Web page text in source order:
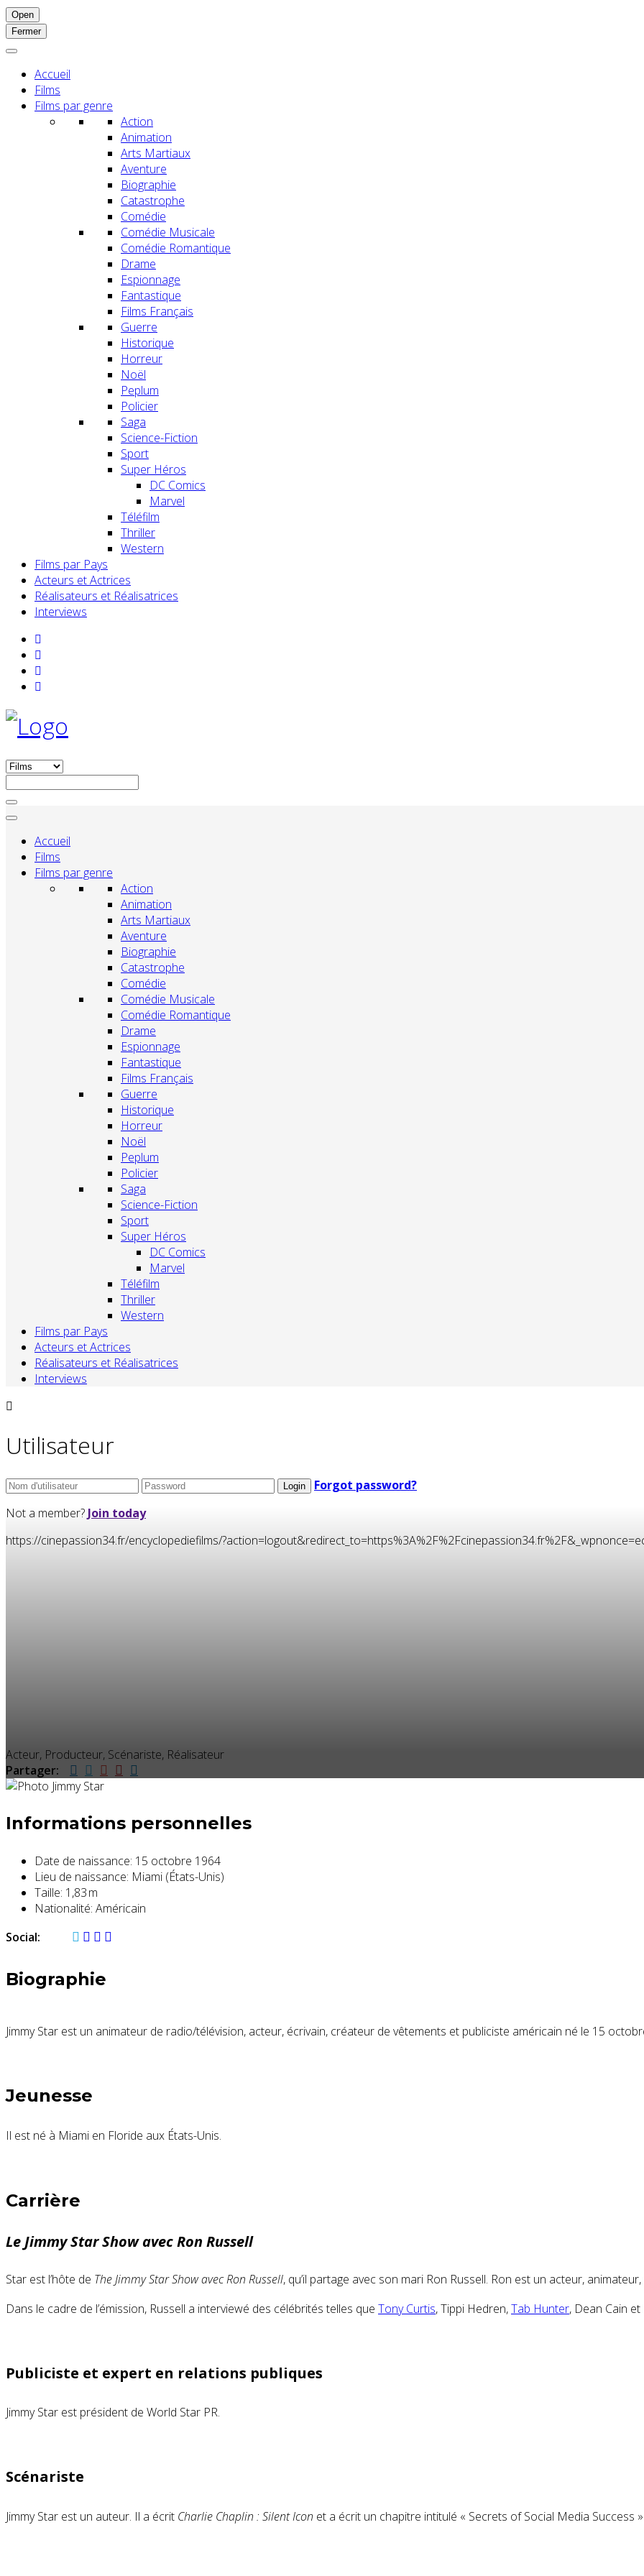
Open
Fermer
Accueil
Films
Films par genre
Action
Animation
Arts Martiaux
Aventure
Biographie
Catastrophe
Comédie
Comédie Musicale
Comédie Romantique
Drame
Espionnage
Fantastique
Films Français
Guerre
Historique
Horreur
Noël
Peplum
Policier
Saga
Science-Fiction
Sport
Super Héros
DC Comics
Marvel
Téléfilm
Thriller
Western
Films par Pays
Acteurs et Actrices
Réalisateurs et Réalisatrices
Interviews
Accueil
Films
Films par genre
Action
Animation
Arts Martiaux
Aventure
Biographie
Catastrophe
Comédie
Comédie Musicale
Comédie Romantique
Drame
Espionnage
Fantastique
Films Français
Guerre
Historique
Horreur
Noël
Peplum
Policier
Saga
Science-Fiction
Sport
Super Héros
DC Comics
Marvel
Téléfilm
Thriller
Western
Films par Pays
Acteurs et Actrices
Réalisateurs et Réalisatrices
Interviews
Utilisateur
Forgot password?
Not a member? Join today
https://cinepassion34.fr/encyclopediefilms/
Acteur, Producteur, Scénariste, Réalisateur
Partager:
Informations personnelles
Date de naissance: 15 octobre 1964
Lieu de naissance: Miami (États-Unis)
Taille: 1,83 m
Nationalité: Américain
Social:
Biographie
Jimmy Star est un animateur de radio/télévision, acteur, écrivain, créateur de vêtements et publiciste américain né le 15
Jeunesse
Il est né à Miami en Floride aux États-Unis.
Carrière
Le Jimmy Star Show avec Ron Russell
Star est l’hôte de The Jimmy Star Show avec Ron Russell, qu’il partage avec son mari Ron Russell. Ron est un acteur,
Dans le cadre de l’émission, Russell a interviewé des célébrités telles que Tony Curtis,Tippi Hedren,Tab Hunter, Dean Cain et
Publiciste et expert en relations publiques
Jimmy Star est président de World Star PR.
Scénariste
Jimmy Star est un auteur. Il a écrit Charlie Chaplin : Silent Icon et a écrit un chapitre intitulé « Secrets of Social Media Success